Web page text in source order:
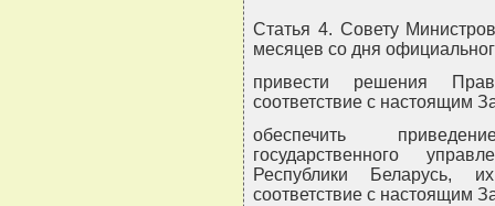
Статья 4. Совету
месяцев со дня
привести решения
соответствие с настоящим
обеспечить
государственного
Республики Беларусь,
соответствие с настоящим